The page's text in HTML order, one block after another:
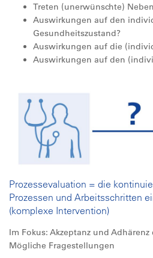
Treten (unerwünschte)
Auswirkungen auf den
Gesundheitszustand?
Auswirkungen auf die
Auswirkungen auf den
Prozessevaluation = die
Prozessen und Arbeitsschritten
(komplexe Intervention)
Im Fokus: Akzeptanz und
Mögliche Fragestellungen